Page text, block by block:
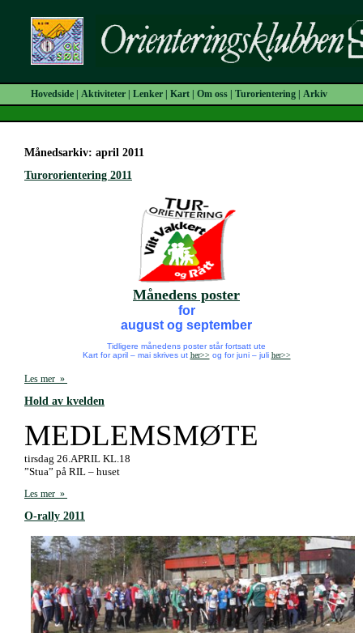
Hovedside Aktiviteter Lenker Kart Om oss Turorientering Arkiv
Månedsarkiv: april 2011
Turororientering 2011
Månedens poster
for
august og september
Tidligere månedens poster står fortsatt ute
Kart for april – mai skrives ut her>> og for juni – juli her>>
Les mer »
Hold av kvelden
MEDLEMSMØTE
tirsdag 26.APRIL KL.18
”Stua” på RIL – huset
Les mer »
O-rally 2011